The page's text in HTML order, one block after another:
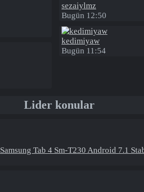
sezaiylmz
Bugün 12:50
kedimiyaw
Bugün 11:54
Lider konular
Samsung Tab 4 Sm-T230 Android 7.1 Stabil Eba Destekli